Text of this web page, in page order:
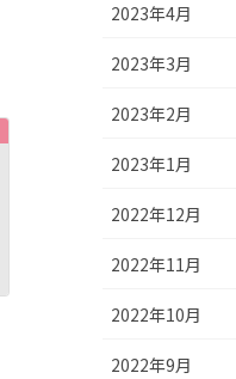
2023年4月
2023年3月
2023年2月
2023年1月
2022年12月
2022年11月
2022年10月
2022年9月